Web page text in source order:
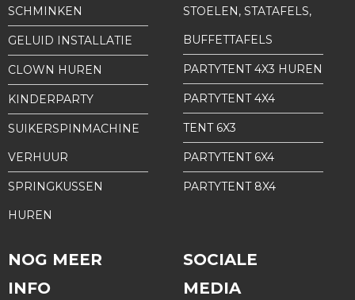
SCHMINKEN
GELUID INSTALLATIE
CLOWN HUREN
KINDERPARTY
SUIKERSPINMACHINE
VERHUUR
SPRINGKUSSEN
HUREN
STOELEN, STATAFELS,
BUFFETTAFELS
PARTYTENT 4X3 HUREN
PARTYTENT 4X4
TENT 6X3
PARTYTENT 6X4
PARTYTENT 8X4
NOG MEER
INFO
SOCIALE
MEDIA